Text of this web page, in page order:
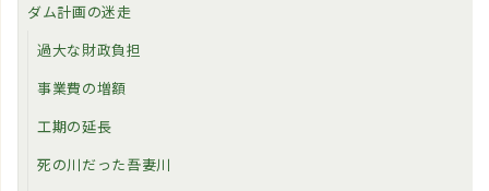
ダム計画の迷走
過大な財政負担
事業費の増額
工期の延長
死の川だった吾妻川